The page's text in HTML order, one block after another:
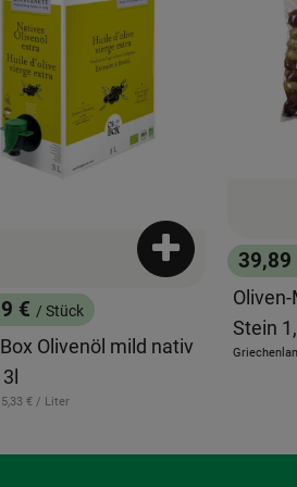
hinzufügen
€ / Stück
Olivenöl mild nativ
€ / Liter
Produkt zum
,
39,89
Stein
, Herkunft: